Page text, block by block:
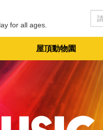
for all ages.
屋頂動物園